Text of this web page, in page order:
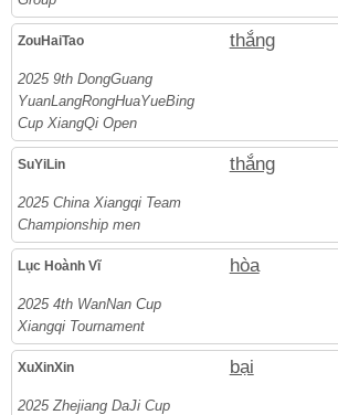
ZouHaiTao thắng
2025 9th DongGuang
YuanLangRongHuaYueBing
Cup XiangQi Open
SuYiLin thắng
2025 China Xiangqi Team
Championship men
Lục Hoành Vĩ hòa
2025 4th WanNan Cup
Xiangqi Tournament
XuXinXin bại
2025 Zhejiang DaJi Cup